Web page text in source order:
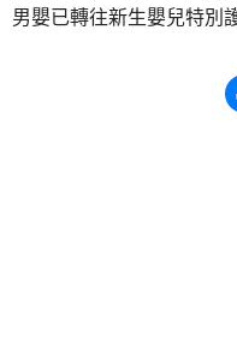
男嬰已轉往新生嬰兒特別